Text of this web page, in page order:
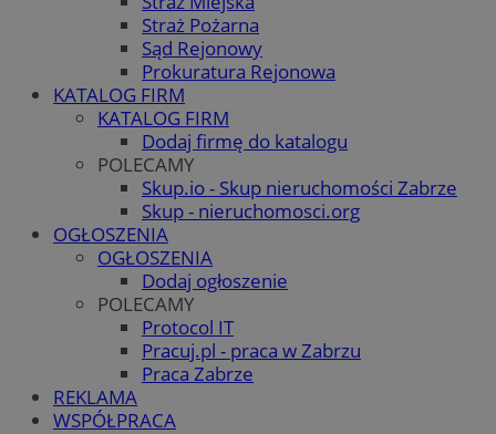
Straż Pożarna
Sąd Rejonowy
Prokuratura Rejonowa
KATALOG FIRM
KATALOG FIRM
Dodaj firmę do katalogu
POLECAMY
Skup.io - Skup nieruchomości Zabrze
Skup - nieruchomosci.org
OGŁOSZENIA
OGŁOSZENIA
Dodaj ogłoszenie
POLECAMY
Protocol IT
Pracuj.pl - praca w Zabrzu
Praca Zabrze
REKLAMA
WSPÓŁPRACA